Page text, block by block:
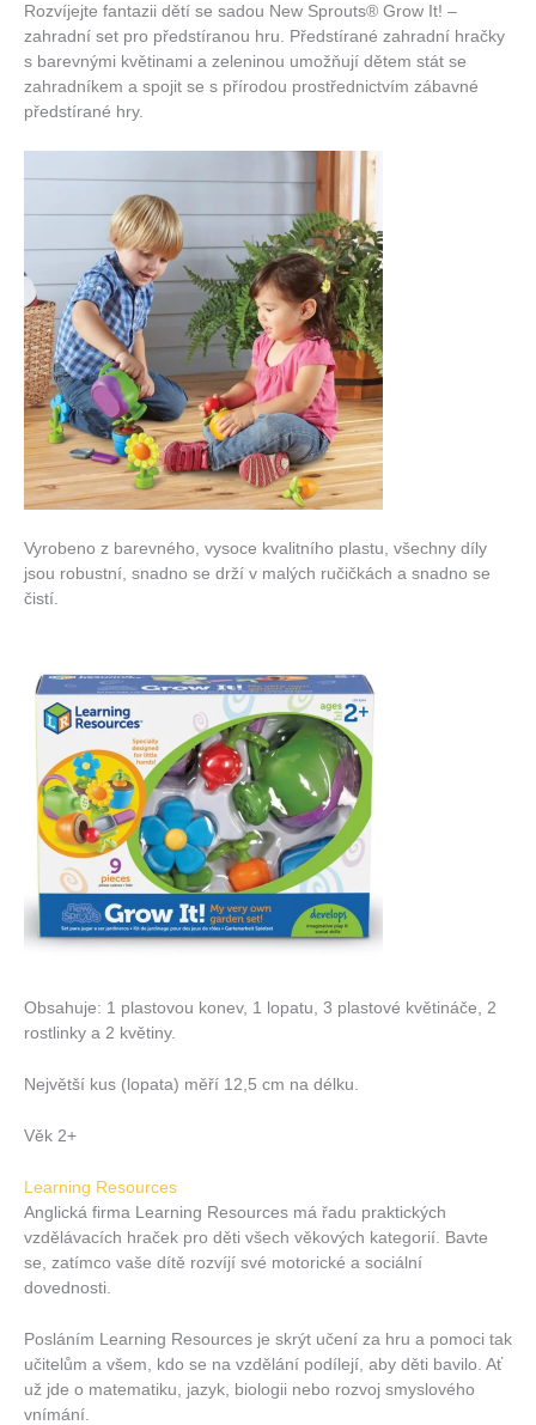
Rozvíjejte fantazii dětí se sadou New Sprouts® Grow It! –
zahradní set pro předstíranou hru. Předstírané zahradní hračky
s barevnými květinami a zeleninou umožňují dětem stát se
zahradníkem a spojit se s přírodou prostřednictvím zábavné
předstírané hry.
Vyrobeno z barevného, ​​vysoce kvalitního plastu, všechny díly
jsou robustní, snadno se drží v malých ručičkách a snadno se
čistí.
Obsahuje: 1 plastovou konev, 1 lopatu, 3 plastové květináče, 2
rostlinky a 2 květiny.
Největší kus (lopata) měří 12,5 cm na délku.
Věk 2+
Learning Resources
Anglická firma Learning Resources má řadu praktických
vzdělávacích hraček pro děti všech věkových kategorií. Bavte
se, zatímco vaše dítě rozvíjí své motorické a sociální
dovednosti.
Posláním Learning Resources je skrýt učení za hru a pomoci tak
učitelům a všem, kdo se na vzdělání podílejí, aby děti bavilo. Ať
už jde o matematiku, jazyk, biologii nebo rozvoj smyslového
vnímání.